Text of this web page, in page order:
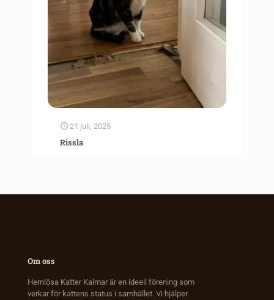
21 juli, 2025
Rissla
Om oss
Hemlösa Katter Kalmar är en ideell förening som
verkar för kattens status i samhället. Vi hjälper